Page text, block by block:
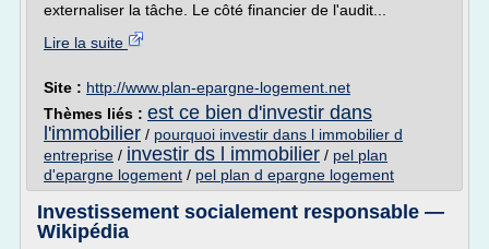
externaliser la tâche. Le côté financier de l'audit...
Lire la suite
Site : http://www.plan-epargne-logement.net
Thèmes liés : est ce bien d'investir dans
l'immobilier / pourquoi investir dans l immobilier d
entreprise / investir ds l immobilier / pel plan
d'epargne logement / pel plan d epargne logement
Investissement socialement responsable —
Wikipédia